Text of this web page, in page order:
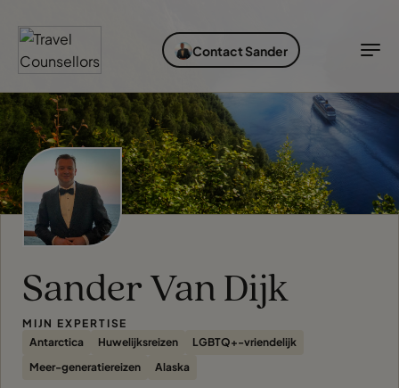
Ontdek bestemmingen
ONTDEK BESTEMMINGEN
Bestemmingen
Soorten vakanties
SOORTEN VAKANTIES
Soorten vakanties
Ideale reistijd
IDEALE REISTIJD
Ideale reistijd
Inspiratie
INSPIRATIE
TC Reisroutes
Blogs
Bestemmingen
Cruises
Hotels
Inloggen myTC
Change Location
Contact Sander
Sander Van Dijk
MIJN EXPERTISE
Antarctica
Huwelijksreizen
LGBTQ+-vriendelijk
Meer-generatiereizen
Alaska